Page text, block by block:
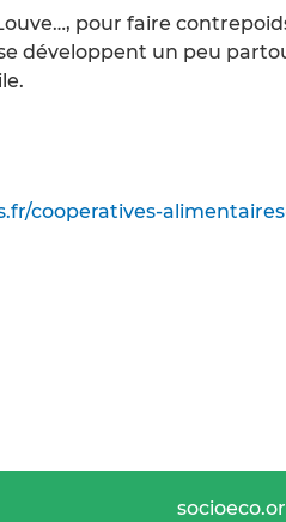
pour faire
développent un peu
cooperatives-